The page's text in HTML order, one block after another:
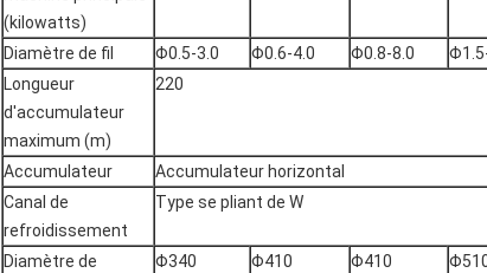
(kilowatts)
Diamètre de fil Φ0.5-3.0 Φ0.6-4.0 Φ0.8-8.0
Longueur
d'accumulateur
maximum (m)
220
Accumulateur
Accumulateur horizontal
Canal de
refroidissement
Type se pliant de W
Diamètre de
Φ340 Φ410 Φ410